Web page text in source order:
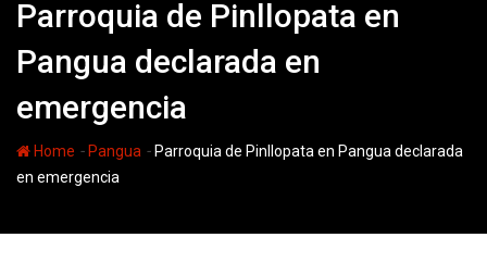
Parroquia de Pinllopata en
Pangua declarada en
emergencia
Home - Pangua - Parroquia de Pinllopata en Pangua declarada
en emergencia